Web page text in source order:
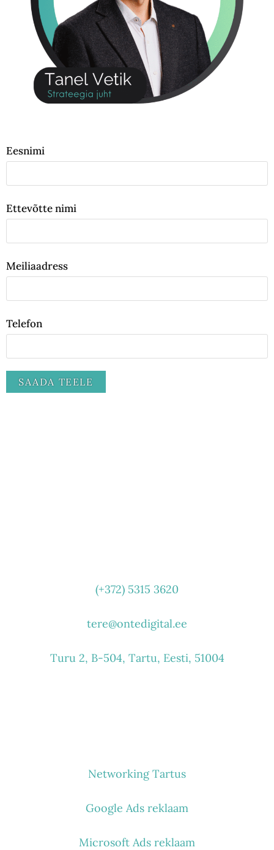
Eesnimi
Ettevõtte nimi
Meiliaadress
Telefon
(+372) 5315 3620
tere@ontedigital.ee
Turu 2, B-504, Tartu, Eesti, 51004
Networking Tartus
Google Ads reklaam
Microsoft Ads reklaam